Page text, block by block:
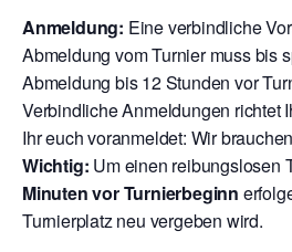
Anmeldung: Eine verbindliche
Abmeldung vom Turnier muss bis
Abmeldung bis 12 Stunden vor
Verbindliche Anmeldungen richtet
Ihr euch voranmeldet: Wir
Wichtig: Um einen reibungslosen
Minuten vor Turnierbeginn
Turnierplatz neu vergeben wird.